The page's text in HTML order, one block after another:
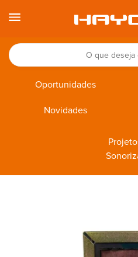
Oportunidades
Novidades